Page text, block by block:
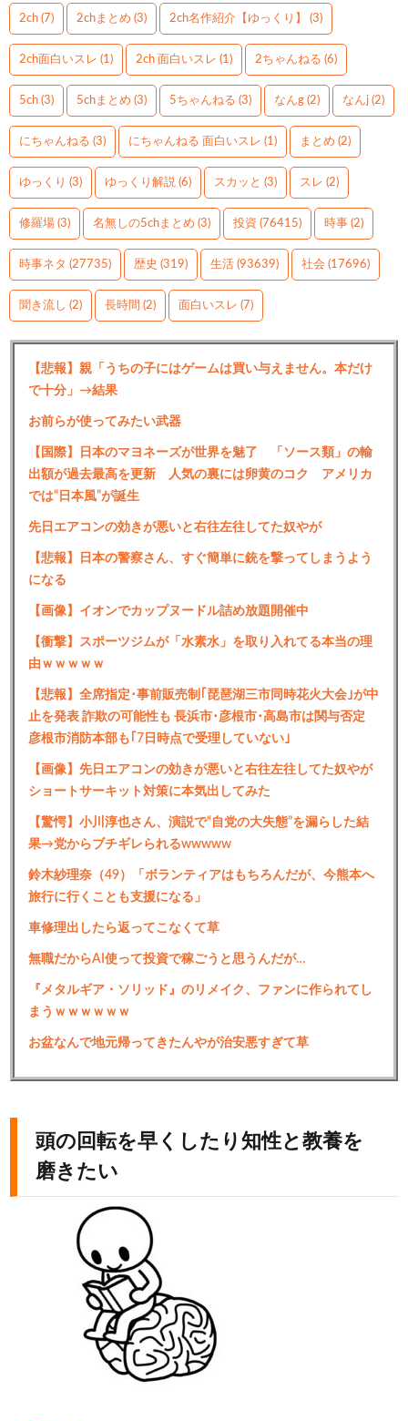
2ch (7) 2chまとめ (3) 2ch名作紹介【ゆっくり】 (3)
2ch面白いスレ (1) 2ch 面白いスレ (1) 2ちゃんねる (6)
5ch (3) 5chまとめ (3) 5ちゃんねる (3) なんg (2) なんj (2)
にちゃんねる (3) にちゃんねる 面白いスレ (1) まとめ (2)
ゆっくり (3) ゆっくり解説 (6) スカッと (3) スレ (2)
修羅場 (3) 名無しの5chまとめ (3) 投資 (76415) 時事 (2)
時事ネタ (27735) 歴史 (319) 生活 (93639) 社会 (17696)
聞き流し (2) 長時間 (2) 面白いスレ (7)
【悲報】親「うちの子にはゲームは買い与えません。本だけ
で十分」→結果
お前らが使ってみたい武器
【国際】日本のマヨネーズが世界を魅了 「ソース類」の輸
出額が過去最高を更新 人気の裏には卵黄のコク アメリカ
では“日本風”が誕生
先日エアコンの効きが悪いと右往左往してた奴やが
【悲報】日本の警察さん、すぐ簡単に銃を撃ってしまうよう
になる
【画像】イオンでカップヌードル詰め放題開催中
【衝撃】スポーツジムが「水素水」を取り入れてる本当の理
由ｗｗｗｗｗ
【悲報】全席指定･事前販売制｢琵琶湖三市同時花火大会｣が中
止を発表 詐欺の可能性も 長浜市･彦根市･高島市は関与否定
彦根市消防本部も｢7日時点で受理していない｣
【画像】先日エアコンの効きが悪いと右往左往してた奴やが
ショートサーキット対策に本気出してみた
【驚愕】小川淳也さん、演説で“自党の大失態”を漏らした結
果→党からブチギレられるwwwww
鈴木紗理奈（49）「ボランティアはもちろんだが、今熊本へ
旅行に行くことも支援になる」
車修理出したら返ってこなくて草
無職だからAI使って投資で稼ごうと思うんだが…
『メタルギア・ソリッド』のリメイク、ファンに作られてし
まうｗｗｗｗｗｗ
お盆なんで地元帰ってきたんやが治安悪すぎて草
頭の回転を早くしたり知性と教養を
磨きたい